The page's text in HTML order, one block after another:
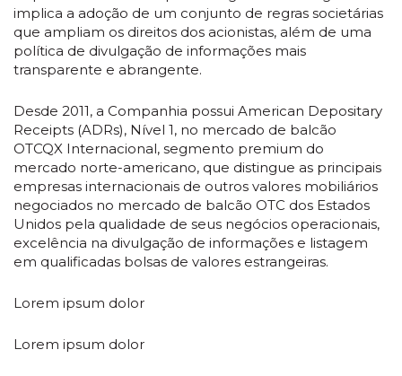
implica a adoção de um conjunto de regras societárias
que ampliam os direitos dos acionistas, além de uma
política de divulgação de informações mais
transparente e abrangente.
Desde 2011, a Companhia possui American Depositary
Receipts (ADRs), Nível 1, no mercado de balcão
OTCQX Internacional, segmento premium do
mercado norte-americano, que distingue as principais
empresas internacionais de outros valores mobiliários
negociados no mercado de balcão OTC dos Estados
Unidos pela qualidade de seus negócios operacionais,
excelência na divulgação de informações e listagem
em qualificadas bolsas de valores estrangeiras.
Lorem ipsum dolor
Lorem ipsum dolor